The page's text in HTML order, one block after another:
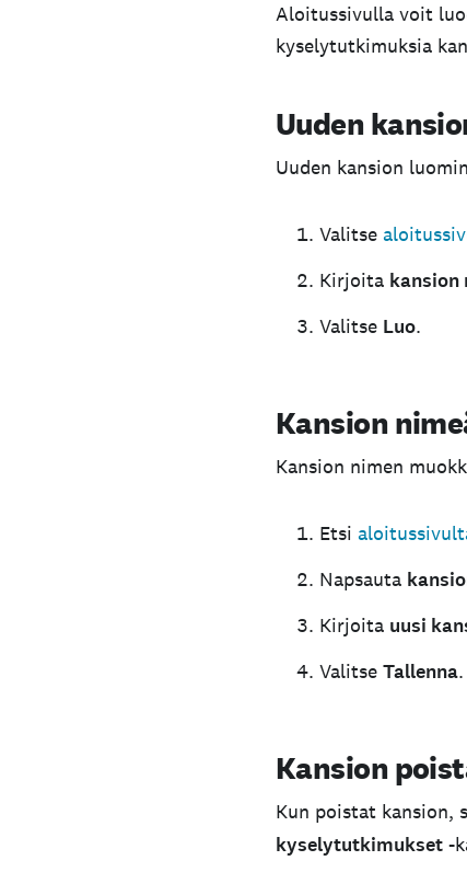
Aloitussivulla voit
kyselytutkimuksia
Uuden
Uuden kansion
Valitse
Kirjoita kansion
Valitse Luo.
Kansion
Kansion nimen
Etsi
Napsauta
Kirjoita uusi
Valitse Tallenna.
Kansion
Kun poistat kansion,
kyselytutkimukset -